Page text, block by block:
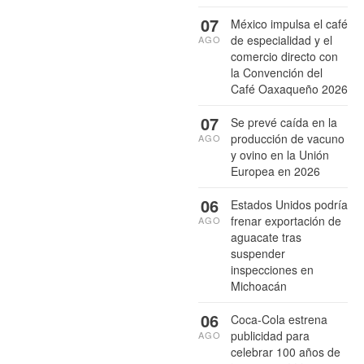
México impulsa el café
de especialidad y el
comercio directo con
la Convención del
Café Oaxaqueño 2026
07
AGO
Se prevé caída en la
producción de vacuno
y ovino en la Unión
Europea en 2026
07
AGO
Estados Unidos podría
frenar exportación de
aguacate tras
suspender
inspecciones en
Michoacán
06
AGO
Coca-Cola estrena
publicidad para
celebrar 100 años de
06
AGO